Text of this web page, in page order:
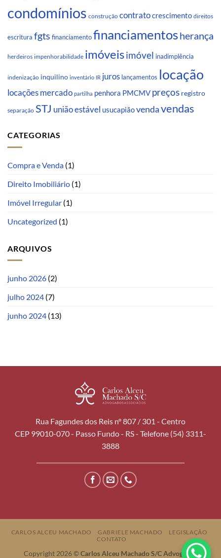
condomínios construção contratocrescimento direitos
escritura fgts financiamentofinanciamentosherança
herdeiros impenhorabilidade imóveisimóvel inadimplência
indenização inquilino inventário IR juros lançamentos locação
locações mercado partilha penhora PMCMV preços registro
separação STJ união estável usucapiãovendavendas
CATEGORIAS
Compra e Venda (1)
Direito Imobiliário (1)
Imóvel Irregular (1)
Uncategorized (1)
ARQUIVOS
junho 2026 (2)
julho 2024 (7)
junho 2024 (13)
Rua Fagundes dos Reis nº 807 / 301 - Centro
CEP 99010-070 - Passo Fundo - RS - Telefone (54) 3311-
3888
CARLOS ALCEU MACHADO GABRIELE MACHADO
LEGISLAÇÃO
CONTATO
Copyright 2026 ©Carlos Alceu Machado S/C Advogados